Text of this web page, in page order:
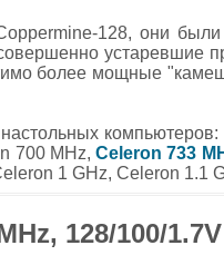
128, они были
устаревшие
более мощные
700 MHz,Celeron 733
1 GHz, Celeron 1.1
128/100/1.7V